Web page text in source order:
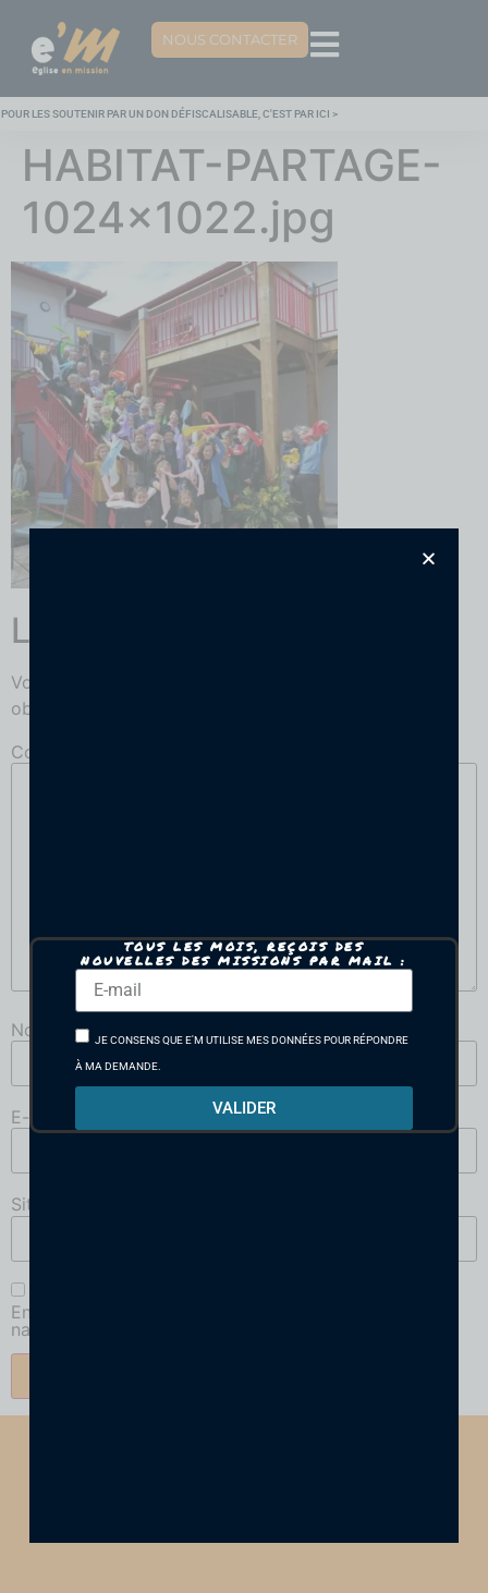
NOUS CONTACTER
POUR LES SOUTENIR PAR UN DON DÉFISCALISABLE, C'EST PAR ICI >
HABITAT-PARTAGE-
1024×1022.jpg
Laisser un commentaire
Votre adresse e-mail ne sera pas publiée.
obligatoires sont indiqués avec
Commentaire
Nom
E-mail
Site web
Enregistrer mon nom, mon e-mail et mon site dans le
navigateur pour mon prochain commentaire.
TOUS LES MOIS, REÇOIS DES
NOUVELLES DES MISSIONS PAR MAIL :
JE CONSENS QUE E'M UTILISE MES DONNÉES POUR RÉPONDRE
À MA DEMANDE.
VALIDER